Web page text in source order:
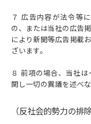
７ 広告内容が法令等
の、または当社の広告
により新聞等広告掲載
ざいます。
８ 前項の場合、当社
関し一切の異議を述べ
（反社会的勢力の排除